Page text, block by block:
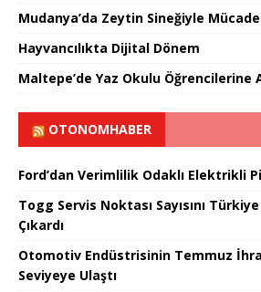
Mudanya’da Zeytin Sineğiyle
Hayvancılıkta Dijital Dönem
Maltepe’de Yaz Okulu Öğrencilerine
OTONOMHABER
Ford’dan Verimlilik Odaklı Elektrikli
Togg Servis Noktası Sayısını
Çıkardı
Otomotiv Endüstrisinin Temmuz
Seviyeye Ulaştı